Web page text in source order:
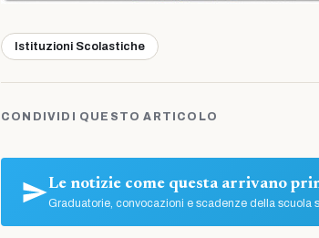
Istituzioni Scolastiche
CONDIVIDI QUESTO ARTICOLO
Le notizie come questa arrivano
Graduatorie, convocazioni e scadenze della scuola